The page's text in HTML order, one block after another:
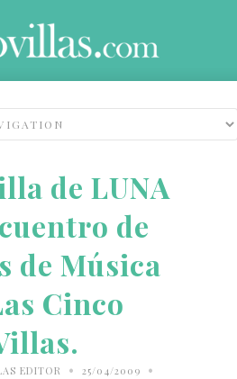
de LUNA
de
de Música
Cinco
EDITOR • 25/04/2009 •